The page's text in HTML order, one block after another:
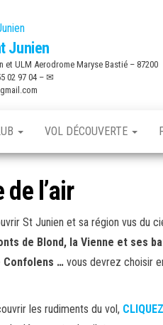
Junien
et ULM Aerodrome Maryse Bastié – 87200
02 97 04 – ✉
VOL DÉCOUVERTE
l’air
St Junien et sa région vus du
de Blond, la Vienne et ses
Confolens … vous devrez choisir
les rudiments du vol,